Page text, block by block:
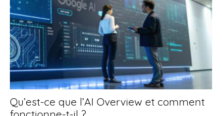
Qu’est-ce que l’AI Overview et comment